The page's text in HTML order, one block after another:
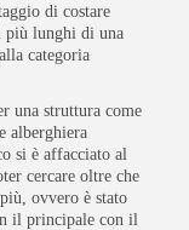
di costare
più lunghi di una
categoria
una struttura come
alberghiera
si è affacciato al
cercare oltre che
ovvero è stato
il principale con il